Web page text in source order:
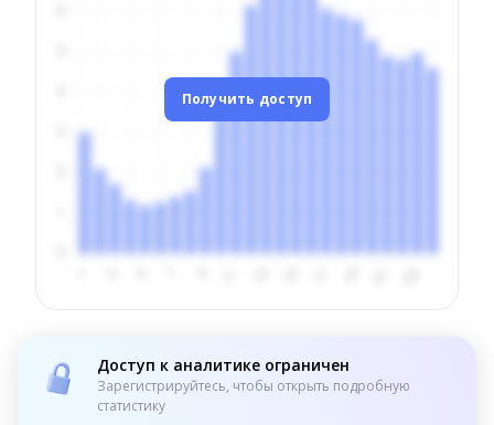
Получить доступ
Доступ к аналитике ограничен
Зарегистрируйтесь, чтобы открыть подробную
статистику